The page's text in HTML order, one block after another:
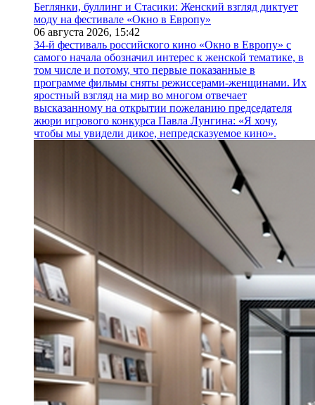
Беглянки, буллинг и Стасики: Женский взгляд диктует
моду на фестивале «Окно в Европу»
06 августа 2026, 15:42
34-й фестиваль российского кино «Окно в Европу» с
самого начала обозначил интерес к женской тематике, в
том числе и потому, что первые показанные в
программе фильмы сняты режиссерами-женщинами. Их
яростный взгляд на мир во многом отвечает
высказанному на открытии пожеланию председателя
жюри игрового конкурса Павла Лунгина: «Я хочу,
чтобы мы увидели дикое, непредсказуемое кино».